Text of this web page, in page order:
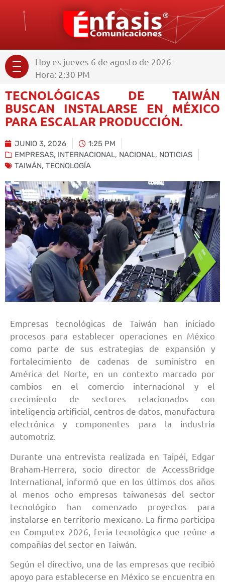
Hoy es jueves 6 de agosto de 2026 -
Hora: 2:30 PM
TECNOLÓGICAS DE TAIWÁN
BUSCAN INSTALARSE EN MÉXICO
PARA ESCALAR PRODUCCIÓN.
JUNIO 3, 2026
1:25 PM
EMPRESAS, INTERNACIONAL, NACIONAL, NOTICIAS
TAIWÁN, TECNOLOGÍA
Empresas tecnológicas de Taiwán han iniciado
procesos para establecer operaciones en México
como parte de sus estrategias de expansión y
fortalecimiento de cadenas de suministro en
América del Norte, en un contexto marcado por
cambios en el comercio internacional y el
crecimiento de sectores relacionados con
inteligencia artificial, centros de datos, manufactura
electrónica y componentes para la industria
automotriz.
Durante una entrevista realizada en Taipéi, Edgar
Braham-Herrera, socio director de AccessBridge
International, informó que en los últimos dos años
al menos ocho empresas taiwanesas del sector
tecnológico han comenzado proyectos para
instalarse en territorio mexicano. La firma participa
en Computex 2026, feria tecnológica que reúne a
compañías del sector en Taiwán.
Según el directivo, una de las empresas que recibió
apoyo para establecerse en México se encuentra en